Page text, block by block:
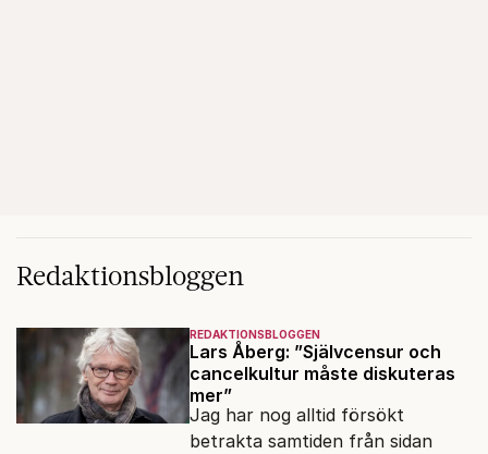
Redaktionsbloggen
REDAKTIONSBLOGGEN
Lars Åberg: ”Självcensur och
cancelkultur måste diskuteras
mer”
Jag har nog alltid försökt
betrakta samtiden från sidan